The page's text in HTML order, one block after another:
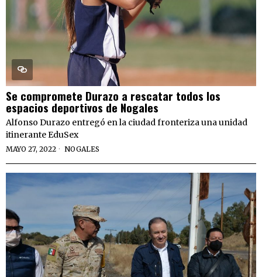
Se compromete Durazo a rescatar todos los
espacios deportivos de Nogales
Alfonso Durazo entregó en la ciudad fronteriza una unidad
itinerante EduSex
MAYO 27, 2022 NOGALES